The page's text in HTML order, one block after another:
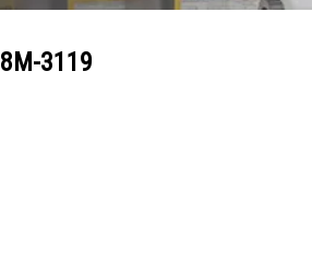
8M-3119